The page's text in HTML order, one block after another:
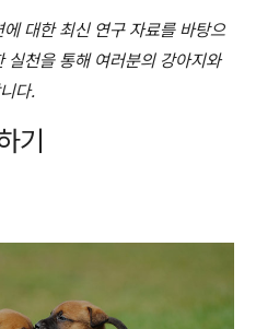
대한 최신 연구 자료를 바탕으
실천을 통해 여러분의 강아지와
다.
기